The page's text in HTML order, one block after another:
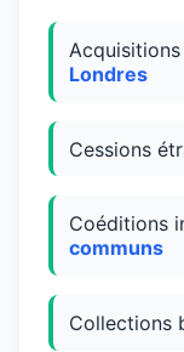
Londres
Cessions
Coéditions
communs
Collections